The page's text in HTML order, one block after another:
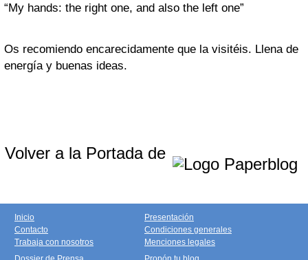
“My hands: the right one, and also the left one”
Os recomiendo encarecidamente que la visitéis. Llena de
energía y buenas ideas.
Volver a la Portada de
Inicio
Contacto
Trabaja con nosotros
Presentación
Condiciones generales
Menciones legales